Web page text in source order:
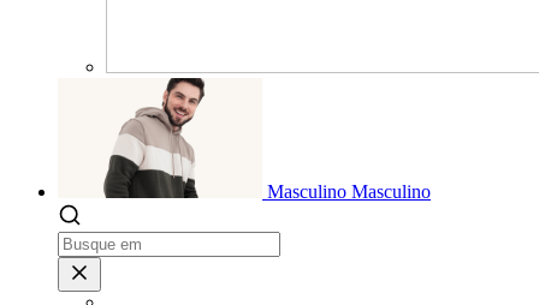
Masculino Masculino